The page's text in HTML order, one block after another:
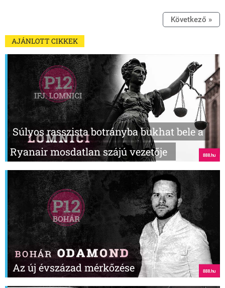
Következő »
AJÁNLOTT CIKKEK
Súlyos rasszista botrányba bukhat bele a
Ryanair mosdatlan szájú vezetője
Az új évszázad mérkőzése